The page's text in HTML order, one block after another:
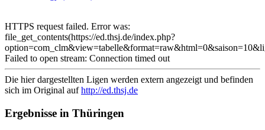
HTTPS request failed. Error was:
file_get_contents(https://ed.thsj.de/index.php?
Failed to open stream: Connection timed out
Die hier dargestellten Ligen werden extern angezeigt und befinden
sich im Original aufhttp://ed.thsj.de
Ergebnisse in Thüringen